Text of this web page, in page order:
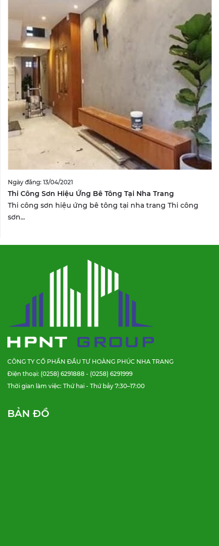
Ngày đăng: 13/04/2021
Thi Công Sơn Hiệu Ứng Bê Tông Tại Nha Trang
Thi công sơn hiệu ứng bê tông tại nha trang Thi công
sơn...
CÔNG TY CỔ PHẦN ĐẦU TƯ HOÀNG PHÚC NHA TRANG
Điện thoại: (0258) 6291888 - (0258) 6291999
Thời gian làm việc: Thứ hai - Thứ bảy 7:30–17:00
BẢN ĐỒ